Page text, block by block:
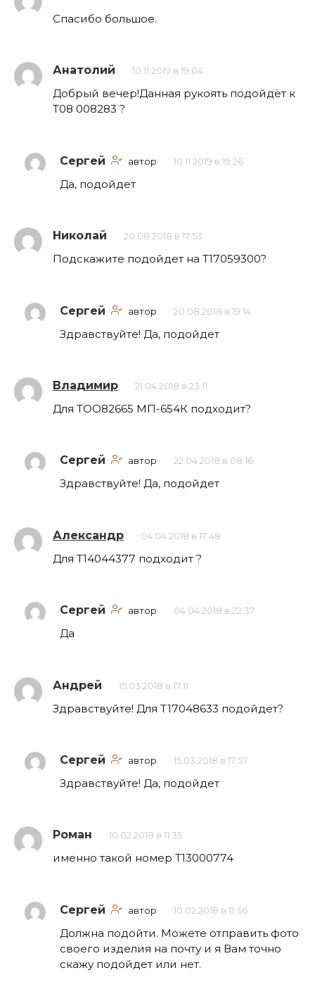
Спасибо большое.
Анатолий 10.11.2019 в 19:04
Добрый вечер!Данная рукоять подойдёт к
Т08 008283 ?
Сергей автор 10.11.2019 в 19:26
Да, подойдет
Николай 20.08.2018 в 17:53
Подскажите подойдет на Т17059300?
Сергей автор 20.08.2018 в 19:14
Здравствуйте! Да, подойдет
Владимир 21.04.2018 в 23:11
Для ТОО82665 МП-654К подходит?
Сергей автор 22.04.2018 в 08:16
Здравствуйте! Да, подойдет
Александр 04.04.2018 в 17:48
Для Т14044377 подходит ?
Сергей автор 04.04.2018 в 22:37
Да
Андрей 15.03.2018 в 17:11
Здравствуйте! Для T17048633 подойдет?
Сергей автор 15.03.2018 в 17:57
Здравствуйте! Да, подойдет
Роман 10.02.2018 в 11:35
именно такой номер Т13000774
Сергей автор 10.02.2018 в 11:36
Должна подойти. Можете отправить фото
своего изделия на почту и я Вам точно
скажу подойдет или нет.